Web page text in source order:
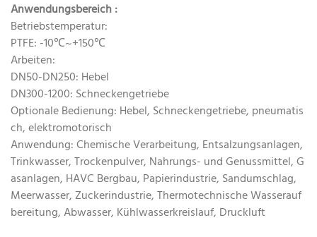
Anwendungsbereich:
Betriebstemperatur:
PTFE: -10℃~+150℃
Arbeiten:
DN50-DN250: Hebel
DN300-1200: Schneckengetriebe
Optionale Bedienung: Hebel, Schneckengetriebe, pneumatis
ch, elektromotorisch
Anwendung: Chemische Verarbeitung, Entsalzungsanlagen,
Trinkwasser, Trockenpulver, Nahrungs- und Genussmittel, G
asanlagen, HAVC Bergbau, Papierindustrie, Sandumschlag,
Meerwasser, Zuckerindustrie, Thermotechnische Wasserauf
bereitung, Abwasser, Kühlwasserkreislauf, Druckluft